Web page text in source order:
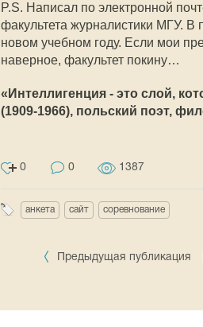
P.S. Написал по электронной
факультета журналистики МГУ. В
новом учебном году. Если мои
наверное, факультет покину…
«Интеллигенция - это слой,
(1909-1966), польский поэт,
0 0 1387
анкета сайт соревнование
Предыдущая публикация